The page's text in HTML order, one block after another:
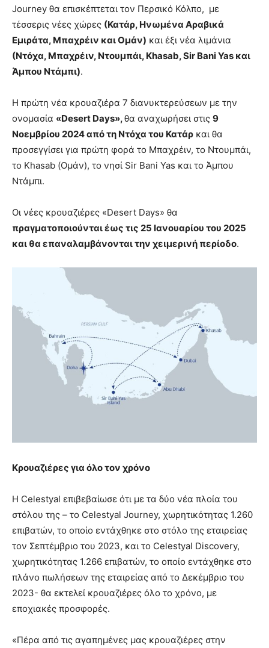
Journey θα επισκέπτεται τον Περσικό Κόλπο, με
τέσσερις νέες χώρες (Κατάρ, Ηνωμένα Αραβικά
Εμιράτα, Μπαχρέιν και Ομάν) και έξι νέα λιμάνια
(Ντόχα, Μπαχρέιν, Ντουμπάι, Khasab, Sir Bani Yas και
Άμπου Ντάμπι).
Η πρώτη νέα κρουαζιέρα 7 διανυκτερεύσεων με την
ονομασία «Desert Days»,θα αναχωρήσει στις 9
Νοεμβρίου 2024 από τη Ντόχα του Κατάρ και θα
προσεγγίσει για πρώτη φορά το Μπαχρέιν, το Ντουμπάι,
το Khasab (Ομάν), το νησί Sir Bani Yas και το Άμπου
Ντάμπι.
Οι νέες κρουαζιέρες «Desert Days» θα
πραγματοποιούνται έως τις 25 Ιανουαρίου του 2025
και θα επαναλαμβάνονται την χειμερινή περίοδο.
Κρουαζιέρες για όλο τον χρόνο
Η Celestyal επιβεβαίωσε ότι με τα δύο νέα πλοία του
στόλου της – το Celestyal Journey, χωρητικότητας 1.260
επιβατών, το οποίο εντάχθηκε στο στόλο της εταιρείας
τον Σεπτέμβριο του 2023, και το Celestyal Discovery,
χωρητικότητας 1.266 επιβατών, το οποίο εντάχθηκε στο
πλάνο πωλήσεων της εταιρείας από το Δεκέμβριο του
2023- θα εκτελεί κρουαζιέρες όλο το χρόνο, με
εποχιακές προσφορές.
«Πέρα από τις αγαπημένες μας κρουαζιέρες στην